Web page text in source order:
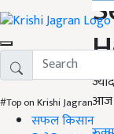
#Top on Krishi Jagran
सफल किसान
आज